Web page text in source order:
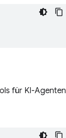
für KI-Agenten